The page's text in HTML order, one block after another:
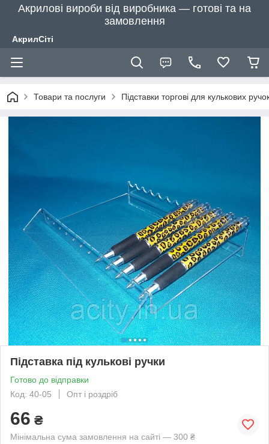
Акрилові вироби від виробника — готові та на
замовлення
АкрилСіті
Товари та послуги Підставки торгові для кулькових
Підставка під кулькові ручки
Готово до відправки
Код: 40-05
Опт і роздріб
66 ₴
Мінімальна сума замовлення на сайті — 300 ₴